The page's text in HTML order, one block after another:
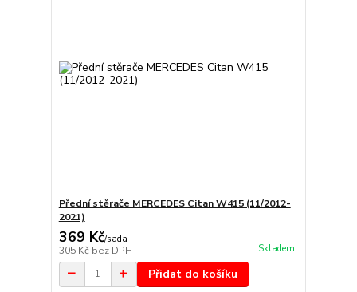
Přední stěrače MERCEDES Citan W415 (11/2012-
2021)
369 Kč/sada
305 Kč bez DPH Skladem
Přidat do košíku